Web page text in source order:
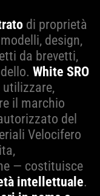
di proprietà
design,
da brevetti,
White SRO
il marchio
del
Velocifero
— costituisce
intellettuale.